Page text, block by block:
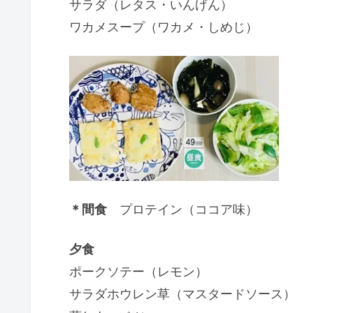
サラダ（レタス・いんげん）
ワカメスープ（ワカメ・しめじ）
＊間食 プロテイン（ココア味）
夕食
ポークソテー（レモン）
サラダホウレン草（マスタードソース）